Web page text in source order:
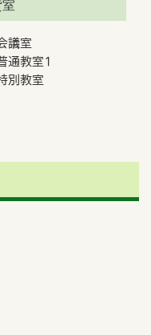
議室
通教室1
別教室